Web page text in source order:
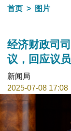
首页
图片
经济财政司
议，回应议
新闻局
2025-07-08 17:08